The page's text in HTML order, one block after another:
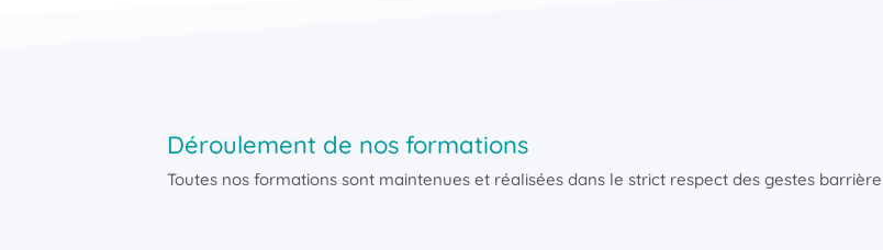
Déroulement de nos formations
Toutes nos formations sont maintenues et réalisées dans le strict respect des gestes